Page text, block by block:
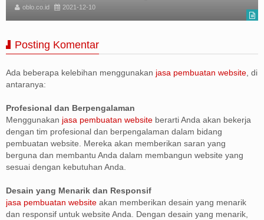
oblo.co.id 2021-12-10
Posting Komentar
Ada beberapa kelebihan menggunakan jasa pembuatan website , di
antaranya:
Profesional dan Berpengalaman
Menggunakan jasa pembuatan website berarti Anda akan bekerja
dengan tim profesional dan berpengalaman dalam bidang
pembuatan website. Mereka akan memberikan saran yang
berguna dan membantu Anda dalam membangun website yang
sesuai dengan kebutuhan Anda.
Desain yang Menarik dan Responsif
jasa pembuatan website akan memberikan desain yang menarik
dan responsif untuk website Anda. Dengan desain yang menarik,